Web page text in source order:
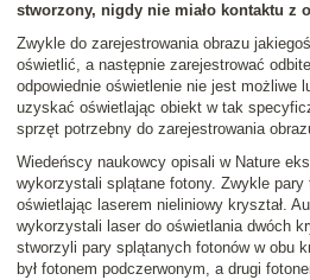
stworzony, nigdy nie miało kontaktu z
Zwykle do zarejestrowania obrazu
oświetlić, a następnie zarejestrować
odpowiednie oświetlenie nie jest możliwe
uzyskać oświetlając obiekt w tak
sprzęt potrzebny do zarejestrowania
Wiedeńscy naukowcy opisali w Nature
wykorzystali splątane fotony. Zwykle
oświetlając laserem nieliniowy kryształ.
wykorzystali laser do oświetlania dwóch
stworzyli pary splątanych fotonów w obu
był fotonem podczerwonym, a drugi